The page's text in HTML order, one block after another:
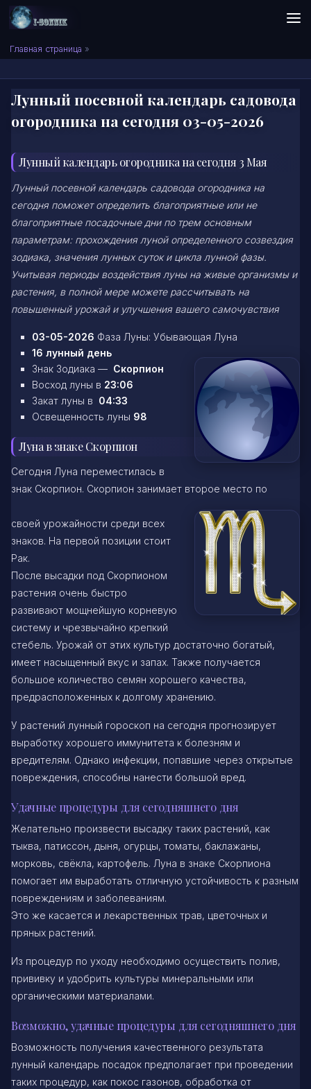
Skip to content
Сонник I-SONNIK.COM
Главная страница »
Лунный посевной календарь садовода
огородника на сегодня 03-05-2026
Лунный календарь огородника на сегодня 3 Мая
Лунный посевной календарь садовода огородника на
сегодня поможет определить благоприятные или не
благоприятные посадочные дни по трем основным
параметрам: прохождения луной определенного созвездия
зодиака, значения лунных суток и цикла лунной фазы.
Учитывая периоды воздействия луны на живые организмы и
растения, в полной мере можете рассчитывать на
повышенный урожай и улучшения вашего самочувствия
03-05-2026 Фаза Луны: Убывающая Луна
16 лунный день
Знак Зодиака — Скорпион
Восход луны в 23:06
Закат луны в 04:33
Освещенность луны 98
Луна в знаке Скорпион
Сегодня Луна переместилась в
знак Скорпион. Скорпион занимает второе место по
своей урожайности среди всех
знаков. На первой позиции стоит
Рак.
После высадки под Скорпионом
растения очень быстро
развивают мощнейшую корневую
систему и чрезвычайно крепкий
стебель. Урожай от этих культур достаточно богатый,
имеет насыщенный вкус и запах. Также получается
большое количество семян хорошего качества,
предрасположенных к долгому хранению.
У растений лунный гороскоп на сегодня прогнозирует
выработку хорошего иммунитета к болезням и
вредителям. Однако инфекции, попавшие через открытые
повреждения, способны нанести большой вред.
Удачные процедуры для сегодняшнего дня
Желательно произвести высадку таких растений, как
тыква, патиссон, дыня, огурцы, томаты, баклажаны,
морковь, свёкла, картофель. Луна в знаке Скорпиона
помогает им выработать отличную устойчивость к разным
повреждениям и заболеваниям.
Это же касается и лекарственных трав, цветочных и
пряных растений.
Из процедур по уходу необходимо осуществить полив,
прививку и удобрить культуры минеральными или
органическими материалами.
Возможно, удачные процедуры для сегодняшнего дня
Возможность получения качественного результата
лунный календарь посадок предполагает при проведении
таких процедур, как покос газонов, обработка от